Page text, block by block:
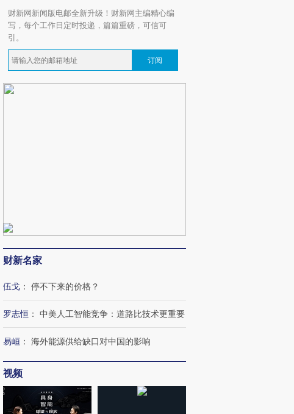
员跨国走私7万
丸 尿检体内含3种
视线｜被称为“蟑螂”的印
视线｜“入侵”还是“人道危
财新网新闻版电邮全新升级！财新网主编精心编
写，每个工作日定时投递，篇篇重磅，可信可
引。
订阅
财新名家
伍戈 ： 停不下来的价格？
罗志恒 ： 中美人工智能竞争：道路比技术更重要
易峘 ： 海外能源供给缺口对中国的影响
视频